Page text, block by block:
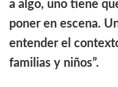
a algo, uno tiene
poner en escena.
entender el
familias y niños”.